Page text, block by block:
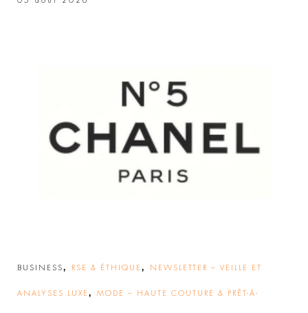
BUSINESS, RSE & ÉTHIQUE , NEWSLETTER – VEILLE ET
ANALYSES LUXE , MODE – HAUTE COUTURE & PRÊT-À-